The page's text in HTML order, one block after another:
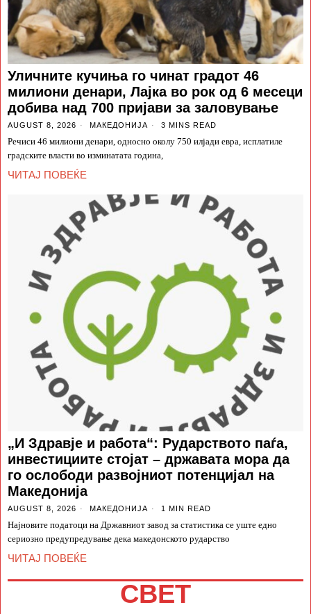
Уличните кучиња го чинат градот 46
милиони денари, Лајка во рок од 6 месеци
добива над 700 пријави за заловување
AUGUST 8, 2026 МАКЕДОНИЈА 3 MINS READ
Речиси 46 милиони денари, односно околу 750 илјади евра, исплатиле
градските власти во изминатата година,
ЧИТАЈ ПОВЕЌЕ
„И Здравје и работа“: Рударството паѓа,
инвестициите стојат – државата мора да
го ослободи развојниот потенцијал на
Македонија
AUGUST 8, 2026 МАКЕДОНИЈА 1 MIN READ
Најновите податоци на Државниот завод за статистика се уште едно
сериозно предупредување дека македонското рударство
ЧИТАЈ ПОВЕЌЕ
СВЕТ